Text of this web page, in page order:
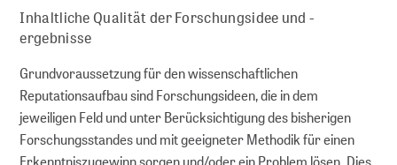
Workshops
Persönliche Beratung
FORSCHUNGSDATENMANAGEMENT
Inhaltliche Qualität der Forschungsidee und -
ergebnisse
Grundvoraussetzung für den wissenschaftlichen
Reputationsaufbau sind Forschungsideen, die in dem
jeweiligen Feld und unter Berücksichtigung des bisherigen
Forschungsstandes und mit geeigneter Methodik für einen
Erkenntniszugewinn sorgen und/oder ein Problem lösen. Dies